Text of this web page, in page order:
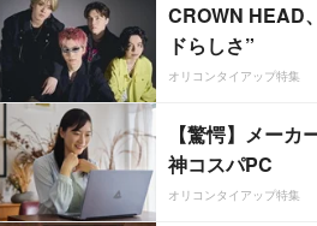
CROWN HEAD
ドらしさ”
オリコンタイアップ特集
【驚愕】メーカ
神コスパPC
オリコンタイアップ特集